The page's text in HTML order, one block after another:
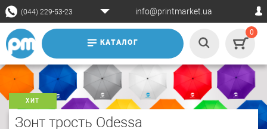
(044) 229-53-23 info@printmarket.ua
КАТАЛОГ
0
Зонт трость Odessa
ХИТ